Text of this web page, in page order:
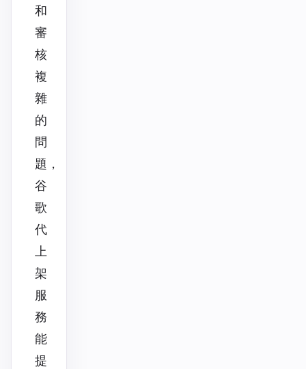
和
審
核
複
雜
的
問
題，
谷
歌
代
上
架
服
務
能
提